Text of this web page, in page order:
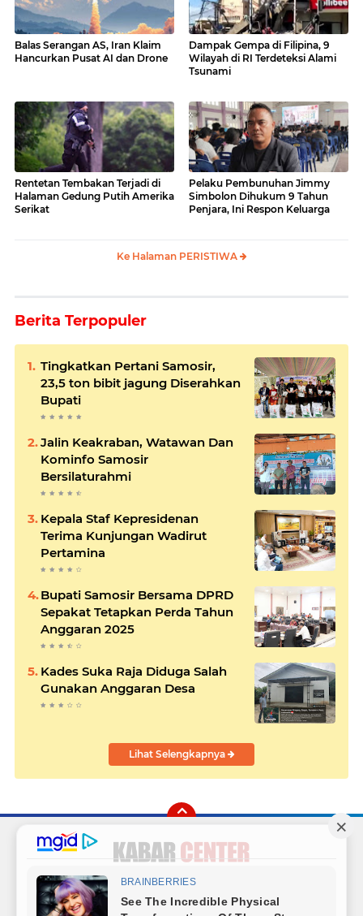
Balas Serangan AS, Iran Klaim
Hancurkan Pusat AI dan Drone
Dampak Gempa di Filipina, 9
Wilayah di RI Terdeteksi Alami
Tsunami
Rentetan Tembakan Terjadi di
Halaman Gedung Putih Amerika
Serikat
Pelaku Pembunuhan Jimmy
Simbolon Dihukum 9 Tahun
Penjara, Ini Respon Keluarga
Ke Halaman PERISTIWA
Berita Terpopuler
Tingkatkan Pertani Samosir,
23,5 ton bibit jagung Diserahkan
Bupati
Jalin Keakraban, Watawan Dan
Kominfo Samosir
Bersilaturahmi
Kepala Staf Kepresidenan
Terima Kunjungan Wadirut
Pertamina
Bupati Samosir Bersama DPRD
Sepakat Tetapkan Perda Tahun
Anggaran 2025
Kades Suka Raja Diduga Salah
Gunakan Anggaran Desa
Lihat Selengkapnya
FacebookInstagram
TwitterYouTube